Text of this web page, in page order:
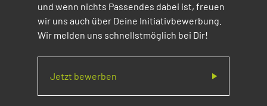
und wenn nichts Passendes dabei ist, freuen
wir uns auch über Deine Initiativbewerbung.
Wir melden uns schnellstmöglich bei Dir!
Jetzt bewerben